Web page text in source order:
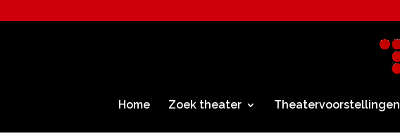
Home Zoek theater Theatervoorstellingen